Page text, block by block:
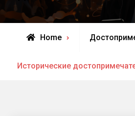
Home
Исторические